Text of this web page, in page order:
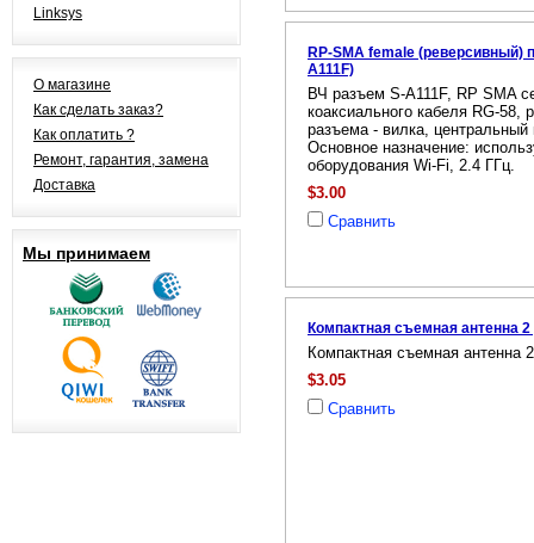
Linksys
О магазине
Как сделать заказ?
Как оплатить ?
Ремонт, гарантия, замена
Доставка
Мы принимаем
RP-SMA female (реверсивный)
A111F)
ВЧ разъем S-A111F, RP SMA
коаксиального кабеля RG-58,
разъема - вилка, центральный
Основное назначение:
оборудования Wi-Fi, 2.4 ГГц.
$3.00
Сравнить
Компактная съемная антенна 2
Компактная съемная антенна
$3.05
Сравнить